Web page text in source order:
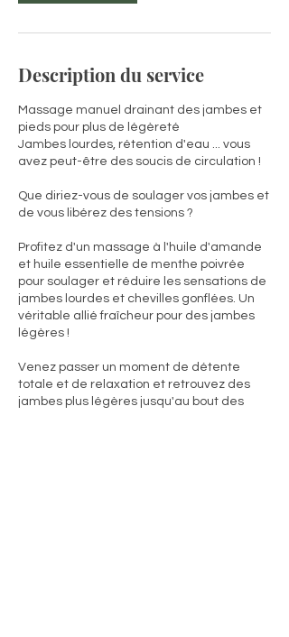
Description du service
Massage manuel drainant des jambes et
pieds pour plus de légèreté
Jambes lourdes, rétention d'eau ... vous
avez peut-être des soucis de circulation !
Que diriez-vous de soulager vos jambes et
de vous libérez des tensions ?
Profitez d'un massage à l'huile d'amande
et huile essentielle de menthe poivrée
pour soulager et réduire les sensations de
jambes lourdes et chevilles gonflées. Un
véritable allié fraîcheur pour des jambes
légères !
Venez passer un moment de détente
totale et de relaxation et retrouvez des
jambes plus légères jusqu'au bout des